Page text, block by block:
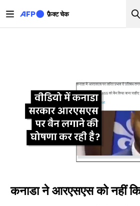
फ़ैक्ट चेक
प्राथमिक टैब्स
कनाडा ने आरएसएस को नहीं